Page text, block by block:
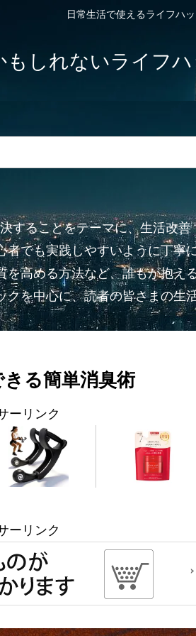
日常生活で使えるライフハッ
もしれないライフ
することをテーマに、生活改
でも実践しやすいように丁
高める方法など、誰もが抱え
を中心に、読者の皆さまの生
る簡単消臭術
ーリンク
ーリンク